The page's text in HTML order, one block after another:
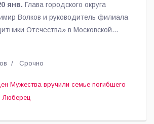
янв. Глава городского округа
Волков и руководитель филиала
Отечества» в Московской
погибшего в ходе
операции.
Срочно
Мужества вручили семье погибшего
Люберец